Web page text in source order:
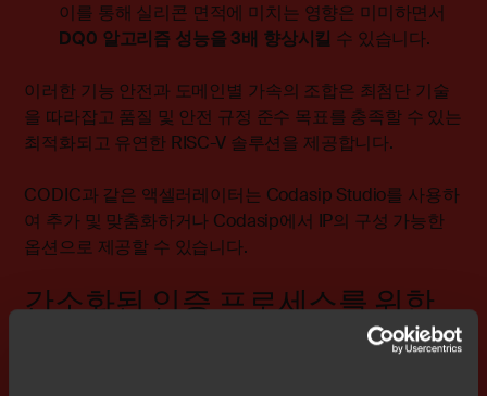
이를 통해 실리콘 면적에 미치는 영향은 미미하면서
DQ0 알고리즘 성능을 3배 향상시킬 수 있습니다.
이러한 기능 안전과 도메인별 가속의 조합은 최첨단 기술
을 따라잡고 품질 및 안전 규정 준수 목표를 충족할 수 있는
최적화되고 유연한 RISC-V 솔루션을 제공합니다.
CODIC과 같은 액셀러레이터는 Codasip Studio를 사용하
여 추가 및 맞춤화하거나 Codasip에서 IP의 구성 가능한
옵션으로 제공할 수 있습니다.
간소화된 인증 프로세스를 위한
IAR의 강력한 개발 플랫폼 활용